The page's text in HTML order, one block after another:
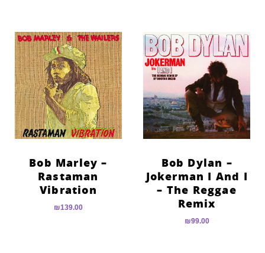
Bob Dylan –
Jokerman I And I
– The Reggae
Remix
₪99.00
Bob Marley –
Rastaman
Vibration
₪139.00